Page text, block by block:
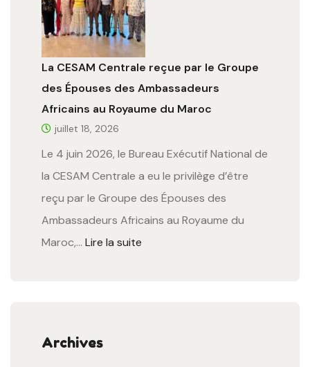
La CESAM Centrale reçue par le Groupe
des Épouses des Ambassadeurs
Africains au Royaume du Maroc
juillet 18, 2026
Le 4 juin 2026, le Bureau Exécutif National de
la CESAM Centrale a eu le privilège d’être
reçu par le Groupe des Épouses des
Ambassadeurs Africains au Royaume du
Maroc,… Lire la suite
Archives